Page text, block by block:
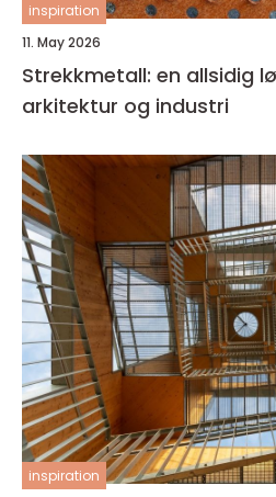
inspiration
11. May 2026
Strekkmetall: en allsidig
arkitektur og industri
inspiration